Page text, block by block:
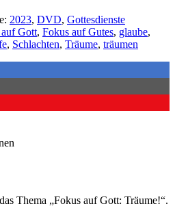
2023, DVD, Gottesdienste
Gott, Fokus auf Gutes, glaube,
, Schlachten, Träume, träumen
Thema „Fokus auf Gott: Träume!“.